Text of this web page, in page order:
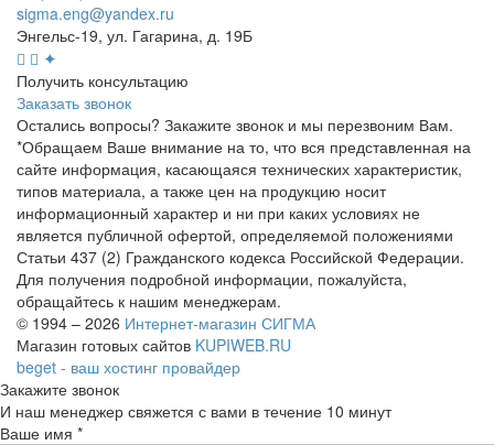
sigma.eng@yandex.ru
Энгельс-19, ул. Гагарина, д. 19Б
✦
Получить консультацию
Заказать звонок
Остались вопросы? Закажите звонок и мы перезвоним Вам.
*Обращаем Ваше внимание на то, что вся представленная на
сайте информация, касающаяся технических характеристик,
типов материала, а также цен на продукцию носит
информационный характер и ни при каких условиях не
является публичной офертой, определяемой положениями
Статьи 437 (2) Гражданского кодекса Российской Федерации.
Для получения подробной информации, пожалуйста,
обращайтесь к нашим менеджерам.
© 1994 – 2026 Интернет-магазин СИГМА
Магазин готовых сайтов KUPIWEB.RU
beget - ваш хостинг провайдер
Закажите звонок
И наш менеджер свяжется с вами в течение 10 минут
Ваше имя *